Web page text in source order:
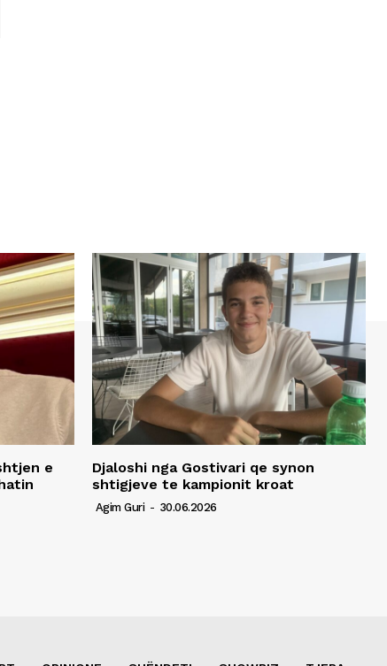
e
Djaloshi nga Gostivari qe synon
shtigjeve te kampionit kroat
Agim Guri - 30.06.2026